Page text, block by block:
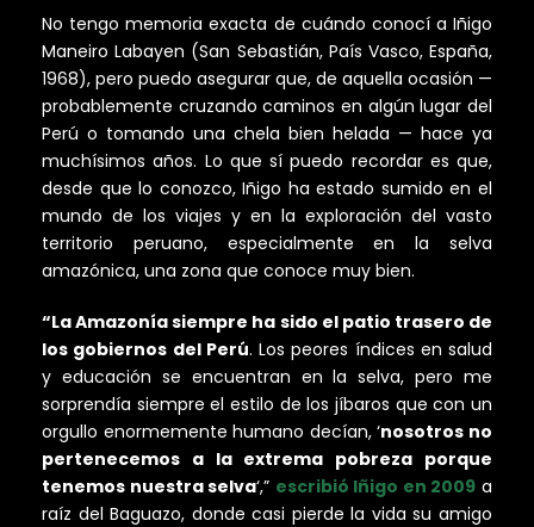
No tengo memoria exacta de cuándo conocí a Iñigo
Maneiro Labayen (San Sebastián, País Vasco, España,
1968), pero puedo asegurar que, de aquella ocasión —
probablemente cruzando caminos en algún lugar del
Perú o tomando una chela bien helada — hace ya
muchísimos años. Lo que sí puedo recordar es que,
desde que lo conozco, Iñigo ha estado sumido en el
mundo de los viajes y en la exploración del vasto
territorio peruano, especialmente en la selva
amazónica, una zona que conoce muy bien.
“La Amazonía siempre ha sido el patio trasero de
los gobiernos del Perú. Los peores índices en salud
y educación se encuentran en la selva, pero me
sorprendía siempre el estilo de los jíbaros que con un
orgullo enormemente humano decían, ‘nosotros no
pertenecemos a la extrema pobreza porque
tenemos nuestra selva‘,” escribió Iñigo en 2009 a
raíz del Baguazo, donde casi pierde la vida su amigo